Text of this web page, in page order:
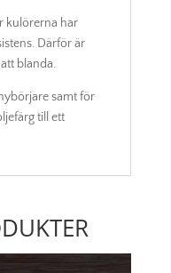
kulörerna har
Därför är
blanda.
samt för
till ett